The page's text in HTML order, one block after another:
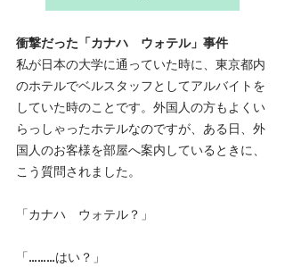
衝撃だった「カナハ　ウォテル」事件
私が日本の大学に通っていた時に、東京都内
のホテルでベルスタッフとしてアルバイトを
していた時のことです。外国人の方もよくい
らっしゃったホテルなのですが、ある日、外
国人のお客様を部屋へ案内しているときに、
こう質問されました。
「カナハ　ウォテル？」
「………はい？」